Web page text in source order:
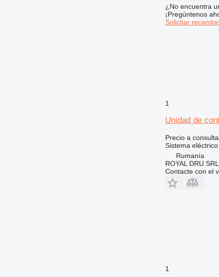
¿No encuentra
¡Pregúntenos
Solicitar
1
Unidad de
Precio a
Sistema
Rumanía
ROYAL DRU SRL
Contacte con el
1